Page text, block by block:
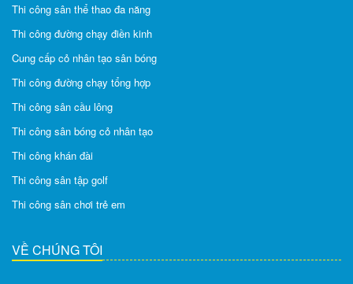
Thi công sân thể thao đa năng
Thi công đường chạy điền kinh
Cung cấp cỏ nhân tạo sân bóng
Thi công đường chạy tổng hợp
Thi công sân cầu lông
Thi công sân bóng cỏ nhân tạo
Thi công khán đài
Thi công sân tập golf
Thi công sân chơi trẻ em
VỀ CHÚNG TÔI